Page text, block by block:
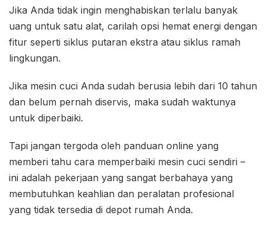
Jika Anda tidak ingin menghabiskan terlalu banyak
uang untuk satu alat, carilah opsi hemat energi dengan
fitur seperti siklus putaran ekstra atau siklus ramah
lingkungan.
Jika mesin cuci Anda sudah berusia lebih dari 10 tahun
dan belum pernah diservis, maka sudah waktunya
untuk diperbaiki.
Tapi jangan tergoda oleh panduan online yang
memberi tahu cara memperbaiki mesin cuci sendiri –
ini adalah pekerjaan yang sangat berbahaya yang
membutuhkan keahlian dan peralatan profesional
yang tidak tersedia di depot rumah Anda.